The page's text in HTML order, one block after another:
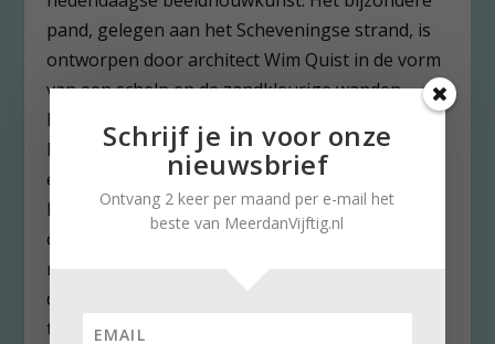
pand, gelegen aan het Scheveningse strand, is
ontworpen door architect Wim Quist in de vorm
van een schelp en de zandkleurige wanden.
Mooi om te zien dat de cirkel rond is met de
kunst van de aan de Middellandse Zee wonende
en werkende Miró (hij stierf in 1983 in Palma de
Mallorca) in dit museum aan zee. Vergeet niet
om aansluitend aan uw bezoek een kijkje te
nemen in de museumshop, die vernieuwd is
door Ellen Groenveld van Cultuur&Retail en
tevens voormalig medewerker van de website
Schrijf je in voor onze
nieuwsbrief
Ontvang 2 keer per maand per e-mail het
beste van MeerdanVijftig.nl